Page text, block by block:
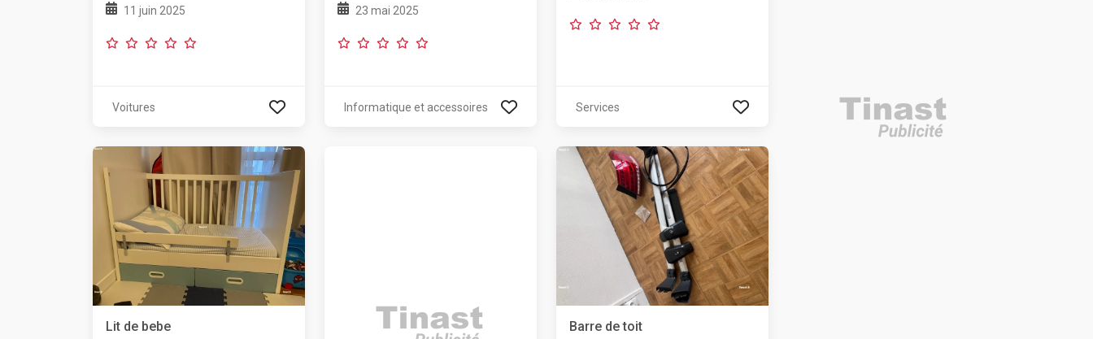
11 juin 2025
Voitures
23 mai 2025
Informatique et accessoires Services
Lit de bebe
Barre de toit